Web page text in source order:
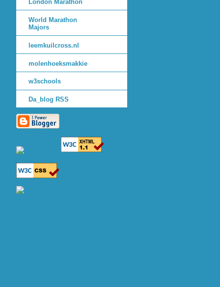
London Marathon
World Marathon
Majors
leemkuilcross.nl
molenhoeksmakkie
w3schools
Da_blog RSS